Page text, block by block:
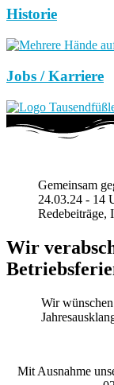
Historie
Jobs / Karriere
Gemeinsam
24.03.24 - 14
Redebeiträge,
Wir
Wir
Mit Ausnahme